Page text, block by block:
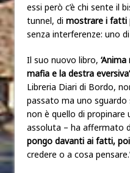
essi però c’è chi sente il
tunnel, di mostrare i fatti
senza interferenze: uno
Il suo nuovo libro,
mafia e la destra eversiva’
Libreria Diari di Bordo,
passato ma uno sguardo
non è quello di propinare
assoluta – ha affermato
pongo davanti ai fatti,
credere o a cosa